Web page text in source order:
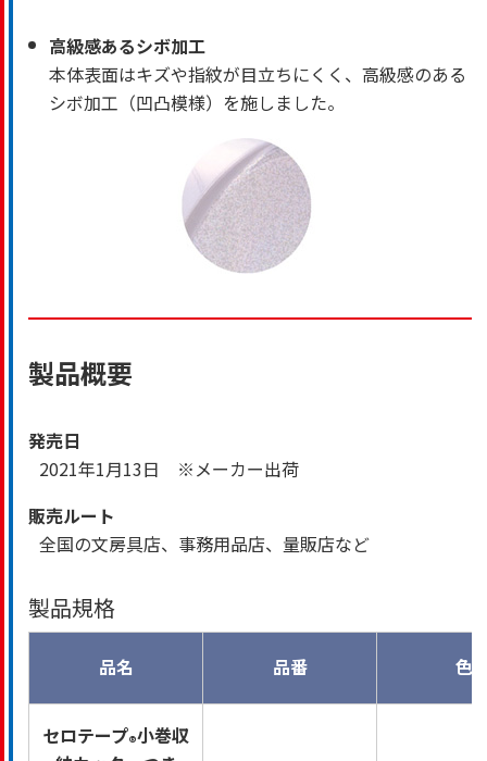
高級感あるシボ加工
本体表面はキズや指紋が目立ちにくく、高級感のある
シボ加工（凹凸模様）を施しました。
製品概要
発売日
2021年1月13日 ※メーカー出荷
販売ルート
全国の文房具店、事務用品店、量販店など
製品規格
品名 品番 色
セロテープ®小巻収